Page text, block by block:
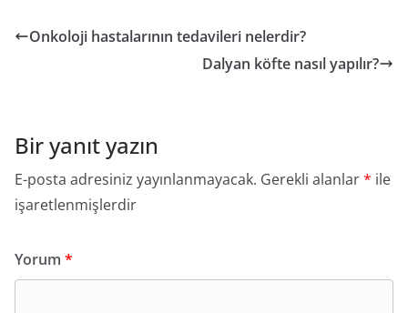
Onkoloji hastalarının tedavileri nelerdir?
Dalyan köfte nasıl yapılır?
Bir yanıt yazın
E-posta adresiniz yayınlanmayacak. Gerekli alanlar* ile
işaretlenmişlerdir
Yorum *